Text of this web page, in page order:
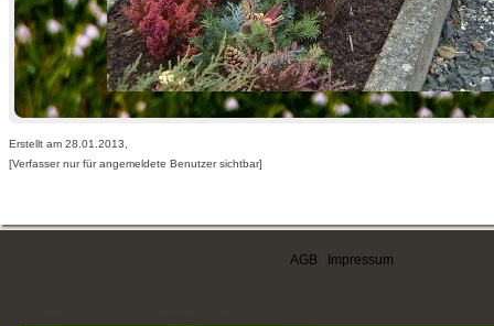
Erstellt am 28.01.2013,
[Verfasser nur für angemeldete Benutzer sichtbar]
AGB Impressum